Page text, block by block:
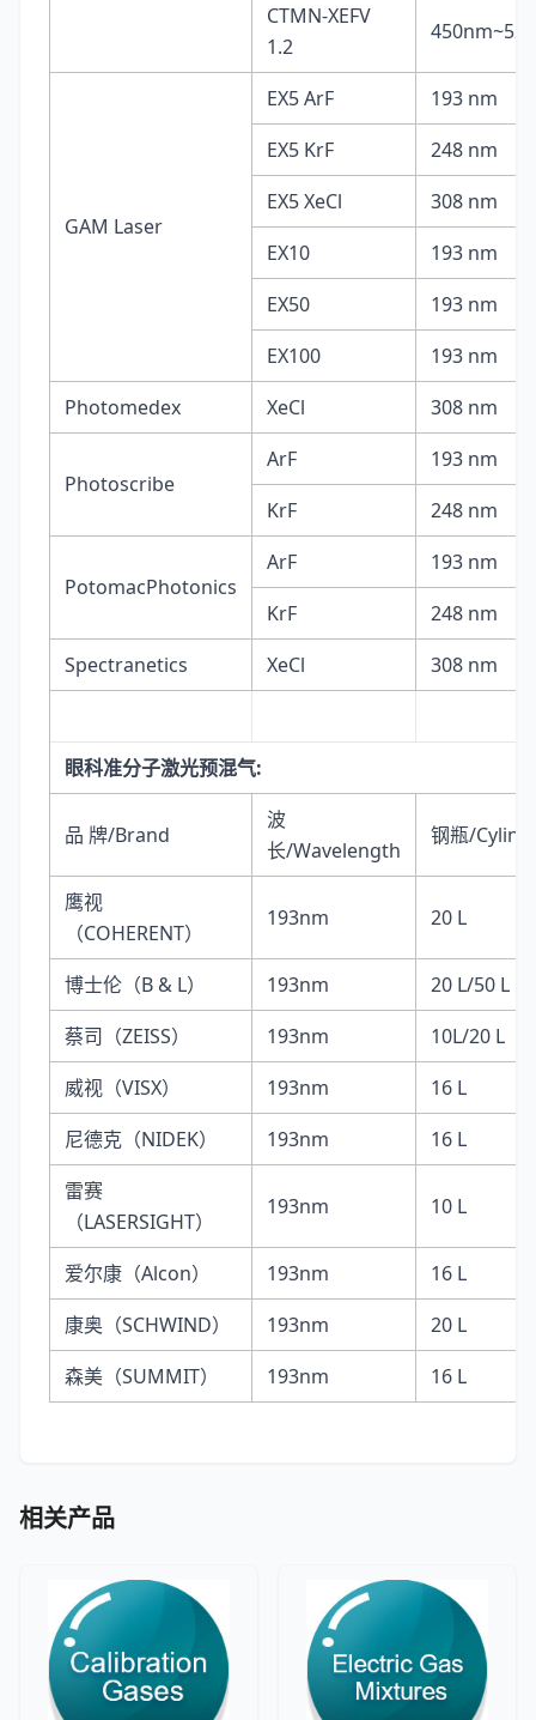
CTMN-XEFV
1.2
GAM Laser
EX5 ArF
193 nm
EX5 KrF
248 nm
EX5 XeCl
308 nm
EX10
193 nm
EX50
193 nm
EX100
193 nm
Photomedex
XeCl 308 nm
Photoscribe
ArF
193 nm
KrF
248 nm
PotomacPhotonics
ArF
193 nm
KrF
248 nm
Spectranetics
XeCl 308 nm
眼科准分子激光预混气:
品 牌/Brand
波
长/Wavelength
钢瓶/
鹰视
（COHERENT）
193nm 20 L
博士伦（B & L） 193nm
20 L/50 L
蔡司（ZEISS）
193nm
10L/20 L
威视（VISX）
193nm
16 L
尼德克（NIDEK）
193nm
16 L
雷赛
（LASERSIGHT）
193nm 10 L
爱尔康（Alcon） 193nm
16 L
康奥（SCHWIND）
193nm
20 L
森美（SUMMIT）
193nm 16 L
相关产品